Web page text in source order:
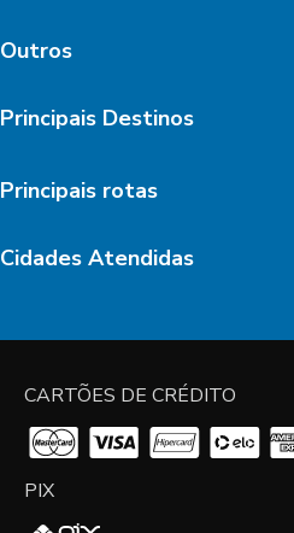
Outros
Principais Destinos
Principais rotas
Cidades Atendidas
CARTÕES DE CRÉDITO
PIX